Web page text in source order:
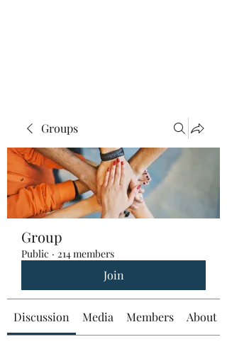
Groups
Group
Public · 214 members
Join
Discussion Media Members About